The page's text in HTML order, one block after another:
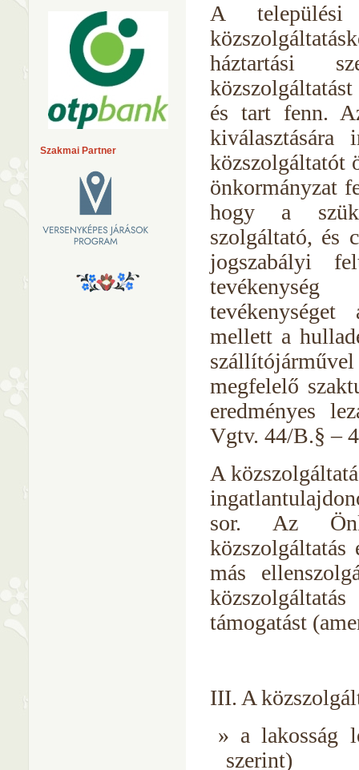
A települési
háztartási
és tart fenn.
kiválasztására
közszolgáltatót
önkormányzat
hogy a
szolgáltató, és
jogszabályi
tevékenység
mellett a
megfelelő
eredményes
Vgtv. 44/B.§ –
A
sor. Az
más
támogatást
III. A
a lakosság
szerint)
Szakmai Partner